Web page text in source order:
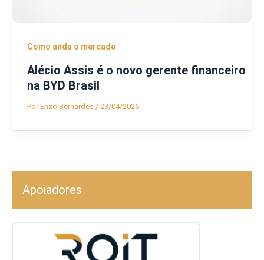
Como anda o mercado
Alécio Assis é o novo gerente financeiro
na BYD Brasil
PorEnzo Bernardes / 23/04/2026
Apoiadores